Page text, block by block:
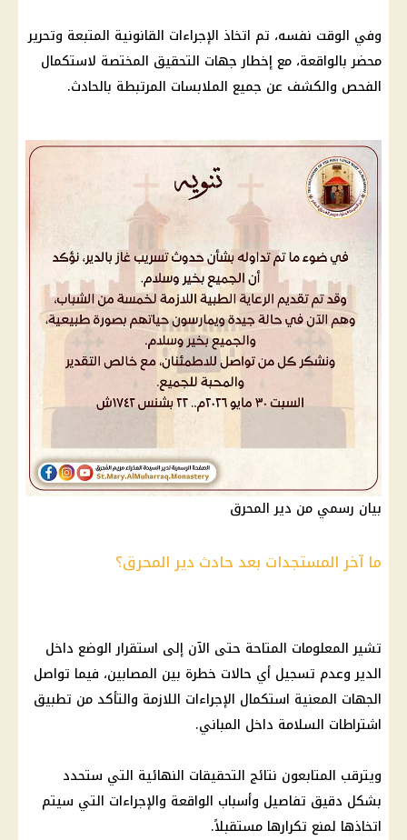
وفي الوقت نفسه، تم اتخاذ الإجراءات القانونية المتبعة وتحرير
محضر بالواقعة، مع إخطارجهات التحقيق المختصة لاستكمال
الفحص والكشف عن جميع الملابسات المرتبطة بالحادث.
بيان رسمي من دير المحرق
ما آخر المستجدات بعد حادث دير المحرق؟
تشير المعلومات المتاحة حتى الآن إلى استقرار الوضع داخل
الدير وعدم تسجيل أي حالات خطرة بين المصابين، فيما تواصل
الجهات المعنية استكمال الإجراءات اللازمة والتأكد من تطبيق
اشتراطات السلامة داخل المباني.
ويترقب المتابعون نتائج التحقيقات النهائية التي ستحدد
بشكل دقيق تفاصيل وأسباب الواقعة والإجراءات التي سيتم
اتخاذها لمنع تكرارها مستقبلاً.